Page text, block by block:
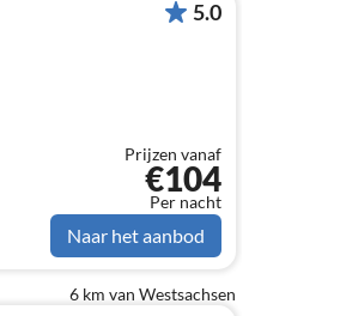
5.0
Prijzen vanaf
€104
Per nacht
Naar het aanbod
6 km van Westsachsen